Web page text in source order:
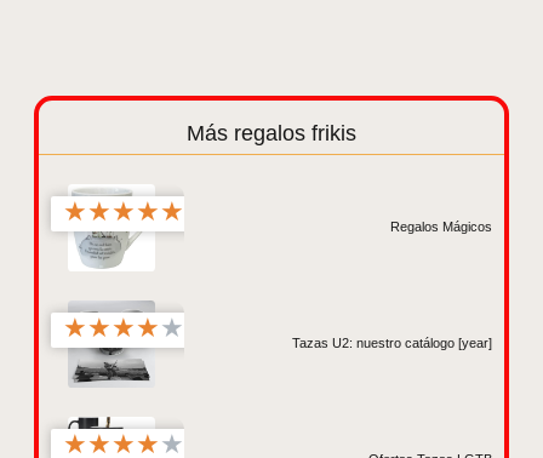
Más regalos frikis
★★★★★
Regalos Mágicos
★★★★★
Tazas U2: nuestro catálogo [year]
★★★★★